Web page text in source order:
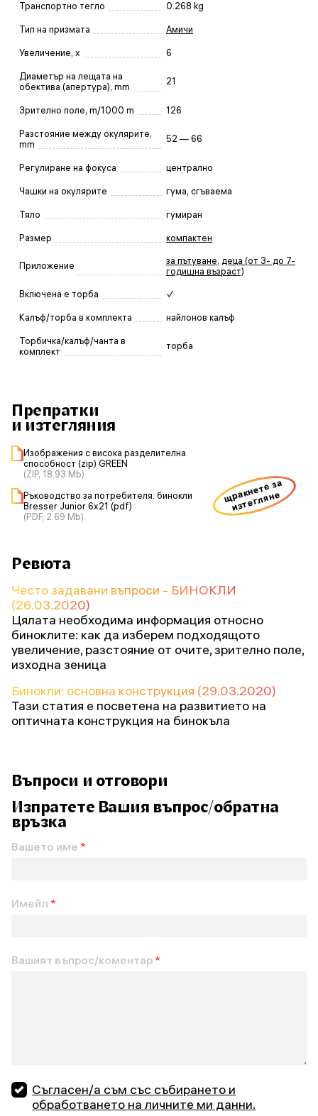
Транспортно тегло 0.268 kg
Тип на призмата Амичи
Увеличение, x 6
Диаметър на лещата на
обектива (апертура), mm
21
Зрително поле, m/1000 m 126
Разстояние между окулярите,
mm
52 — 66
Регулиране на фокуса централно
Чашки на окулярите гума, сгъваема
Тяло гумиран
Размер компактен
Приложение за пътуване, деца (от 3- до 7-
годишна възраст)
Включена е торба ✓
Калъф/торба в комплекта найлонов калъф
Торбичка/калъф/чанта в
комплект
торба
Препратки
и изтегляния
Изображения с висока разделителна
способност (zip) GREEN
(ZIP, 18.93 Mb)
Ръководство за потребителя: бинокли
Bresser Junior 6x21 (pdf)
(PDF, 2.69 Mb)
щракнете за
изтегляне
Ревюта
Често задавани въпроси - БИНОКЛИ
(26.03.2020)
Цялата необходима информация относно
биноклите: как да изберем подходящото
увеличение, разстояние от очите, зрително поле,
изходна зеница
Бинокли: основна конструкция (29.03.2020)
Тази статия е посветена на развитието на
оптичната конструкция на бинокъла
Въпроси и отговори
Изпратете Вашия въпрос/обратна
връзка
Вашето име *
Имейл *
Вашият въпрос/коментар*
Съгласен/а съм със събирането и
обработването на личните ми данни.